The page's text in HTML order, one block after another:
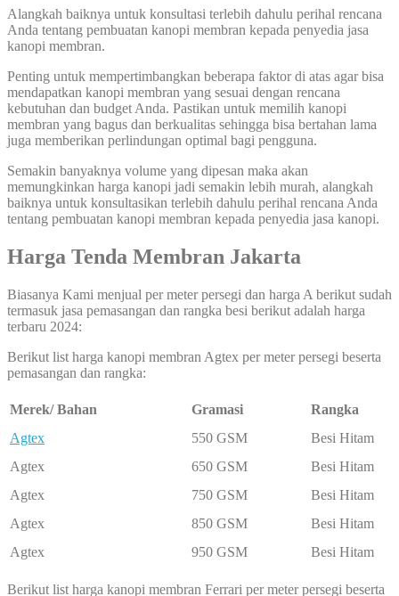
Alangkah baiknya untuk konsultasi terlebih dahulu perihal rencana
Anda tentang pembuatan kanopi membran kepada penyedia jasa
kanopi membran.
Penting untuk mempertimbangkan beberapa faktor di atas agar bisa
mendapatkan kanopi membran yang sesuai dengan rencana
kebutuhan dan budget Anda. Pastikan untuk memilih kanopi
membran yang bagus dan berkualitas sehingga bisa bertahan lama
juga memberikan perlindungan optimal bagi pengguna.
Semakin banyaknya volume yang dipesan maka akan
memungkinkan harga kanopi jadi semakin lebih murah, alangkah
baiknya untuk konsultasikan terlebih dahulu perihal rencana Anda
tentang pembuatan kanopi membran kepada penyedia jasa kanopi.
Harga Tenda Membran Jakarta
Biasanya Kami menjual per meter persegi dan harga A berikut sudah
termasuk jasa pemasangan dan rangka besi berikut adalah harga
terbaru 2024:
Berikut list harga kanopi membran Agtex per meter persegi beserta
pemasangan dan rangka:
Merek/ Bahan Gramasi
Rangka
Agtex
550 GSM
Besi Hitam
Agtex
650 GSM
Besi Hitam
Agtex
750 GSM
Besi Hitam
Agtex
850 GSM
Besi Hitam
Agtex
950 GSM Besi Hitam
Berikut list harga kanopi membran Ferrari per meter persegi beserta